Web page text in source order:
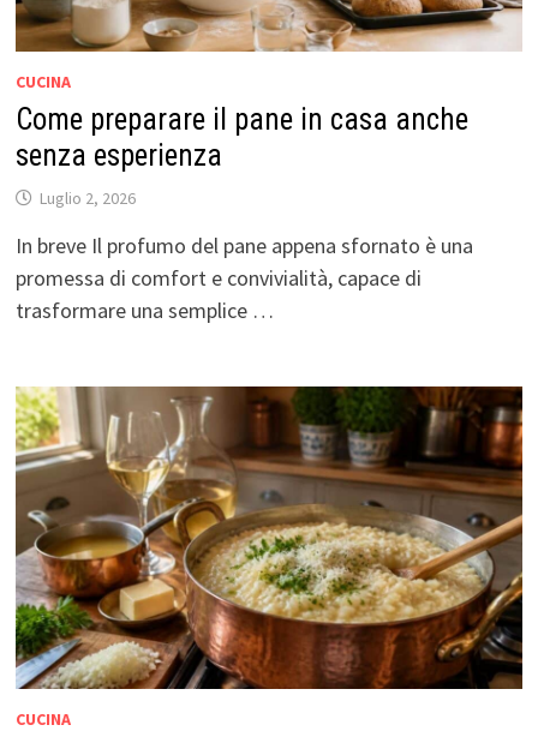
CUCINA
Come preparare il pane in casa anche
senza esperienza
Luglio 2, 2026
In breve Il profumo del pane appena sfornato è una
promessa di comfort e convivialità, capace di
trasformare una semplice …
CUCINA